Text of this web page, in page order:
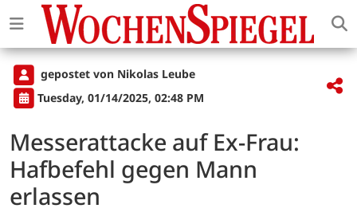
gepostet von Nikolas Leube
Tuesday, 01/14/2025, 02:48 PM
Messerattacke auf Ex-Frau:
Hafbefehl gegen Mann
erlassen